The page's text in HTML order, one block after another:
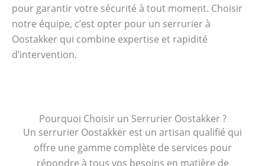
pour garantir votre sécurité à tout moment. Choisir
notre équipe, c’est opter pour un serrurier à
Oostakker qui combine expertise et rapidité
d’intervention.
Pourquoi Choisir un Serrurier Oostakker ?
Un serrurier Oostakker est un artisan qualifié qui
offre une gamme complète de services pour
répondre à tous vos besoins en matière de